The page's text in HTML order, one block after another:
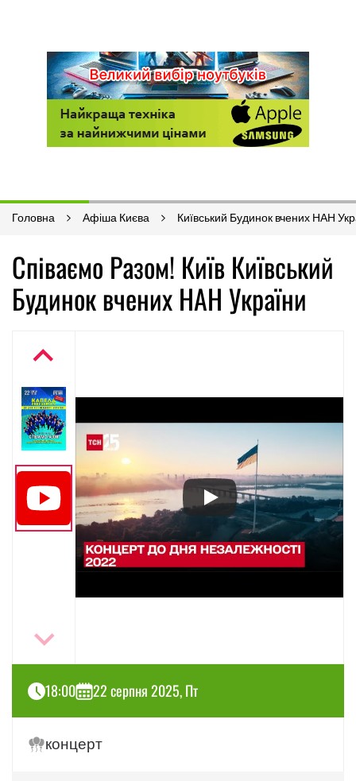
Головна Афіша Києва Київський Будинок вчених НАН
Співаємо Разом! Київ Київський
Будинок вчених НАН України
18:00 22 серпня 2025, Пт
концерт